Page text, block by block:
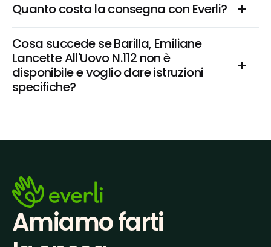
Quanto costa la consegna con Everli?
Cosa succede se Barilla, Emiliane
Lancette All'Uovo N.112 non è
disponibile e voglio dare istruzioni
specifiche?
Amiamo farti